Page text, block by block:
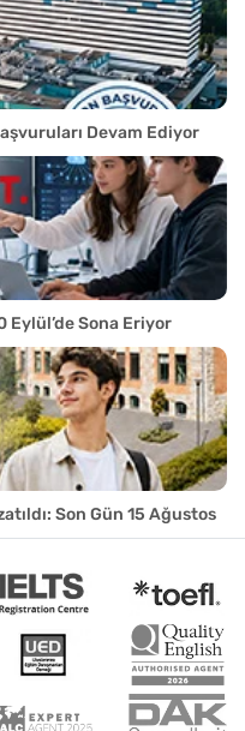
Devam Ediyor
Eylül’de Sona Eriyor
Son Gün 15 Ağustos